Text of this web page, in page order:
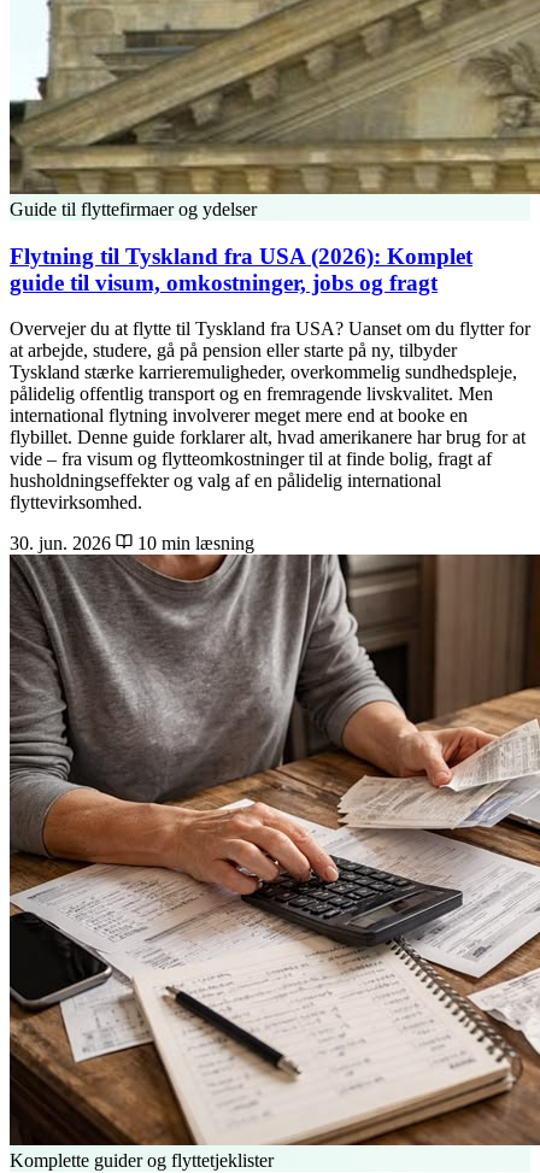
Guide til flyttefirmaer og ydelser
Flytning til Tyskland fra USA (2026): Komplet
guide til visum, omkostninger, jobs og fragt
Overvejer du at flytte til Tyskland fra USA? Uanset om du flytter for
at arbejde, studere, gå på pension eller starte på ny, tilbyder
Tyskland stærke karrieremuligheder, overkommelig sundhedspleje,
pålidelig offentlig transport og en fremragende livskvalitet. Men
international flytning involverer meget mere end at booke en
flybillet. Denne guide forklarer alt, hvad amerikanere har brug for at
vide – fra visum og flytteomkostninger til at finde bolig, fragt af
husholdningseffekter og valg af en pålidelig international
flyttevirksomhed.
30. jun. 2026
10 min læsning
Komplette guider og flyttetjeklister